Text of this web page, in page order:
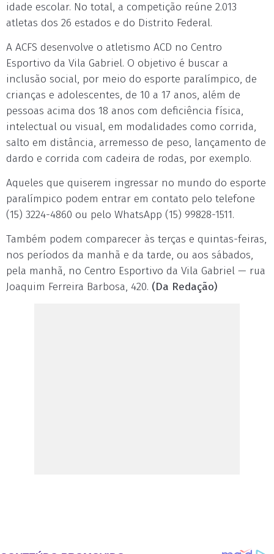
idade escolar. No total, a competição reúne 2.013
atletas dos 26 estados e do Distrito Federal.
A ACFS desenvolve o atletismo ACD no Centro
Esportivo da Vila Gabriel. O objetivo é buscar a
inclusão social, por meio do esporte paralímpico, de
crianças e adolescentes, de 10 a 17 anos, além de
pessoas acima dos 18 anos com deficiência física,
intelectual ou visual, em modalidades como corrida,
salto em distância, arremesso de peso, lançamento de
dardo e corrida com cadeira de rodas, por exemplo.
Aqueles que quiserem ingressar no mundo do esporte
paralímpico podem entrar em contato pelo telefone
(15) 3224-4860 ou pelo WhatsApp (15) 99828-1511.
Também podem comparecer às terças e quintas-feiras,
nos períodos da manhã e da tarde, ou aos sábados,
pela manhã, no Centro Esportivo da Vila Gabriel — rua
Joaquim Ferreira Barbosa, 420. (Da Redação)